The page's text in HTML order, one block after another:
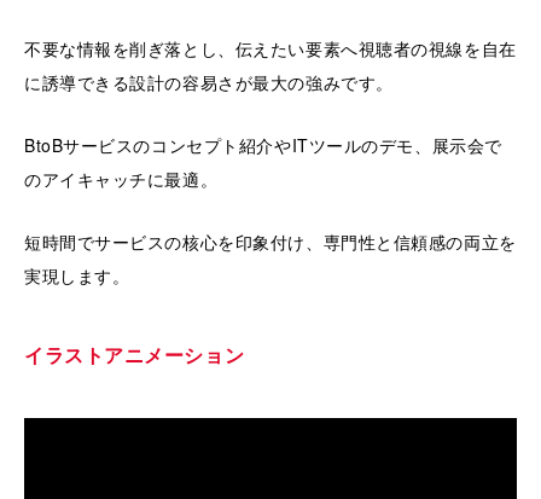
不要な情報を削ぎ落とし、伝えたい要素へ視聴者の視線を自在
に誘導できる設計の容易さが最大の強みです。
BtoBサービスのコンセプト紹介やITツールのデモ、展示会で
のアイキャッチに最適。
短時間でサービスの核心を印象付け、専門性と信頼感の両立を
実現します。
イラストアニメーション